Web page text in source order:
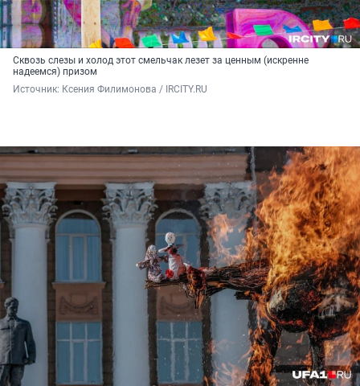
Сквозь слезы и холод этот смельчак лезет за ценным (искренне
надеемся) призом
Источник: Ксения Филимонова / IRCITY.RU